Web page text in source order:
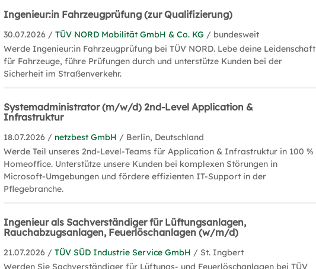
Ingenieur:in Fahrzeugprüfung (zur Qualifizierung)
30.07.2026 /TÜV NORD Mobilität GmbH & Co. KG / bundesweit
Werde Ingenieur:in Fahrzeugprüfung bei TÜV NORD. Lebe deine Leidenschaft
für Fahrzeuge, führe Prüfungen durch und unterstütze Kunden bei der
Sicherheit im Straßenverkehr.
Systemadministrator (m/w/d) 2nd-Level Application &
Infrastruktur
18.07.2026 / netzbest GmbH / Berlin, Deutschland
Werde Teil unseres 2nd-Level-Teams für Application & Infrastruktur in 100 %
Homeoffice. Unterstütze unsere Kunden bei komplexen Störungen in
Microsoft-Umgebungen und fördere effizienten IT-Support in der
Pflegebranche.
Ingenieur als Sachverständiger für Lüftungsanlagen,
Rauchabzugsanlagen, Feuerlöschanlagen (w/m/d)
21.07.2026 /TÜV SÜD Industrie Service GmbH / St. Ingbert
Werden Sie Sachverständiger für Lüftungs- und Feuerlöschanlagen bei TÜV